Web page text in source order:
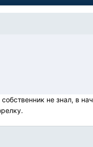
не знал, в